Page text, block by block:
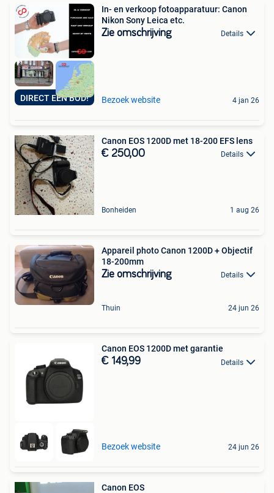
DIRECT EEN BOD!
In- en verkoop fotoapparatuur: Canon
Nikon Sony Leica etc.
Zie omschrijving Details
Bezoek website 4 jan 26
Canon EOS 1200D met 18-200 EFS lens
€ 250,00 Details
Bonheiden 1 aug 26
Appareil photo Canon 1200D + Objectif
18-200mm
Zie omschrijving Details
Thuin 24 jun 26
Canon EOS 1200D met garantie
€ 149,99 Details
Bezoek website 24 jun 26
Canon EOS